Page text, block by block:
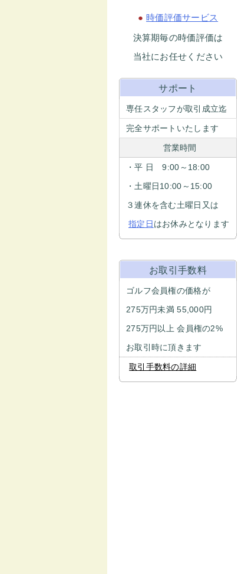
● 時価評価サービス
決算期毎の時価評価は
当社にお任せください
サポート
専任スタッフが取引成立迄
完全サポートいたします
営業時間
・平 日 9:00～18:00
・土曜日10:00～15:00
３連休を含む土曜日又は
指定日はお休みとなります
お取引手数料
ゴルフ会員権の価格が
275万円未満 55,000円
275万円以上 会員権の2%
お取引時に頂きます
取引手数料の詳細